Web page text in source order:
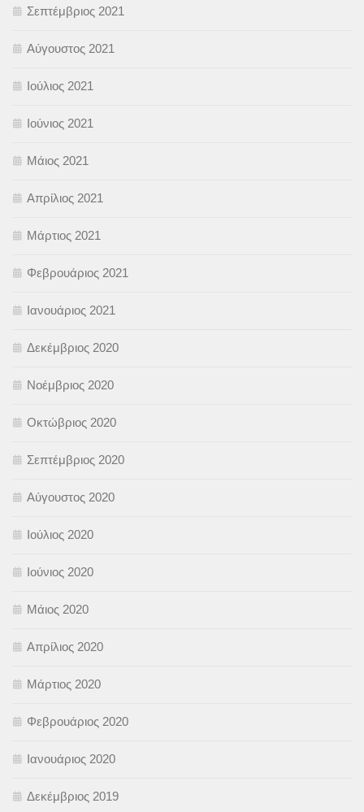
Σεπτέμβριος 2021
Αύγουστος 2021
Ιούλιος 2021
Ιούνιος 2021
Μάιος 2021
Απρίλιος 2021
Μάρτιος 2021
Φεβρουάριος 2021
Ιανουάριος 2021
Δεκέμβριος 2020
Νοέμβριος 2020
Οκτώβριος 2020
Σεπτέμβριος 2020
Αύγουστος 2020
Ιούλιος 2020
Ιούνιος 2020
Μάιος 2020
Απρίλιος 2020
Μάρτιος 2020
Φεβρουάριος 2020
Ιανουάριος 2020
Δεκέμβριος 2019